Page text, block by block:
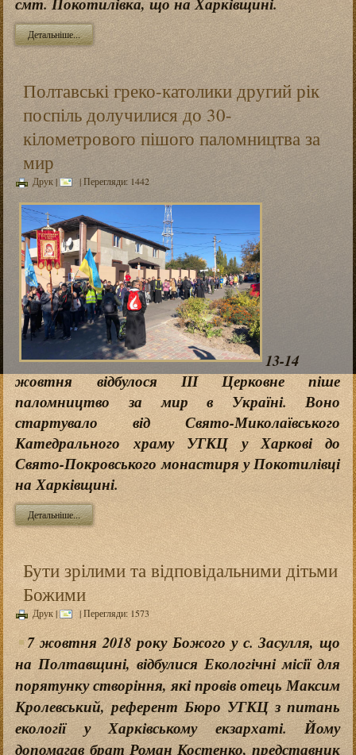
смт. Покотилівка, що на Харківщині.
Детальніше...
Полтавські греко-католики другий рік
поспіль долучилися до 30-
кілометрового пішого паломництва за
мир
Друк| | Перегляди: 1442
13-14
жовтня відбулося ІІІ Церковне піше
паломництво за мир в Україні. Воно
стартувало від Свято-Миколаївського
Катедрального храму УГКЦ у Харкові до
Свято-Покровського монастиря у Покотилівці
на Харківщині.
Детальніше...
Бути зрілими та відповідальними дітьми
Божими
Друк| | Перегляди: 1573
7 жовтня 2018 року Божого у с. Засулля, що
на Полтавщині, відбулися Екологічні місії для
порятунку створіння, які провів отець Максим
Кролевський, референт Бюро УГКЦ з питань
екології у Харківському екзархаті. Йому
допомагав брат Роман Костенко, представник